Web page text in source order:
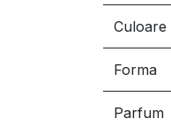
Culoare
Forma
Parfum